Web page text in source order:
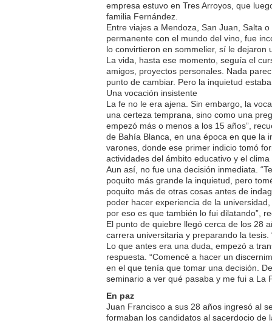
empresa estuvo en Tres Arroyos, que
familia Fernández.
Entre viajes a Mendoza, San Juan, Salta
permanente con el mundo del vino, fue
lo convirtieron en sommelier, sí le dejaron
La vida, hasta ese momento, seguía el
amigos, proyectos personales. Nada
punto de cambiar. Pero la inquietud
Una vocación insistente
La fe no le era ajena. Sin embargo, la
una certeza temprana, sino como una
empezó más o menos a los 15 años”,
de Bahía Blanca, en una época en que la
varones, donde ese primer indicio tomó
actividades del ámbito educativo y el
Aun así, no fue una decisión inmediata.
poquito más grande la inquietud, pero
poquito más de otras cosas antes de
poder hacer experiencia de la
por eso es que también lo fui dilatando”,
El punto de quiebre llegó cerca de los 28
carrera universitaria y preparando la tesis.
Lo que antes era una duda, empezó a
respuesta. “Comencé a hacer un
en el que tenía que tomar una decisión.
seminario a ver qué pasaba y me fui a La
En paz
Juan Francisco a sus 28 años ingresó al
formaban los candidatos al sacerdocio de